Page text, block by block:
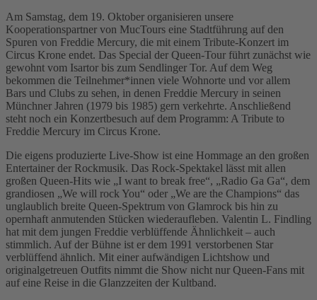
Am Samstag, dem 19. Oktober organisieren unsere
Kooperationspartner von MucTours eine Stadtführung auf den
Spuren von Freddie Mercury, die mit einem Tribute-Konzert im
Circus Krone endet. Das Special der Queen-Tour führt zunächst wie
gewohnt vom Isartor bis zum Sendlinger Tor. Auf dem Weg
bekommen die Teilnehmer*innen viele Wohnorte und vor allem
Bars und Clubs zu sehen, in denen Freddie Mercury in seinen
Münchner Jahren (1979 bis 1985) gern verkehrte. Anschließend
steht noch ein Konzertbesuch auf dem Programm: A Tribute to
Freddie Mercury im Circus Krone.
Die eigens produzierte Live-Show ist eine Hommage an den großen
Entertainer der Rockmusik. Das Rock-Spektakel lässt mit allen
großen Queen-Hits wie „I want to break free“, „Radio Ga Ga“, dem
grandiosen „We will rock You“ oder „We are the Champions“ das
unglaublich breite Queen-Spektrum von Glamrock bis hin zu
opernhaft anmutenden Stücken wiederaufleben. Valentin L. Findling
hat mit dem jungen Freddie verblüffende Ähnlichkeit – auch
stimmlich. Auf der Bühne ist er dem 1991 verstorbenen Star
verblüffend ähnlich. Mit einer aufwändigen Lichtshow und
originalgetreuen Outfits nimmt die Show nicht nur Queen-Fans mit
auf eine Reise in die Glanzzeiten der Kultband.